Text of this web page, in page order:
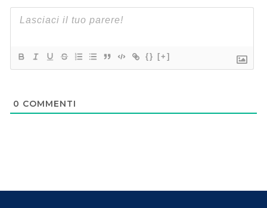
{} [+]
0 COMMENTI